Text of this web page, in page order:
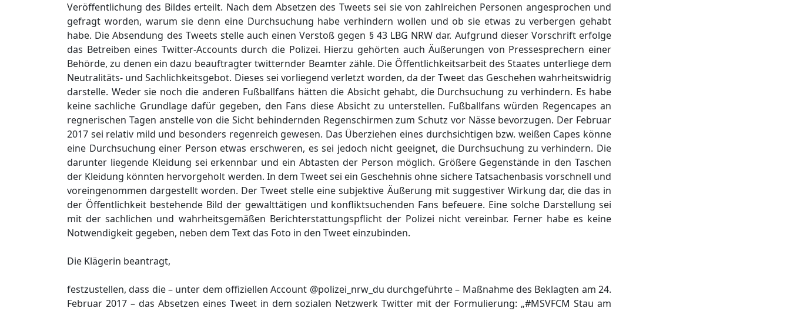
Veröffentlichung des Bildes erteilt. Nach dem Absetzen des Tweets sei sie von zahlreichen Personen angesprochen und
gefragt worden, warum sie denn eine Durchsuchung habe verhindern wollen und ob sie etwas zu verbergen gehabt
habe. Die Absendung des Tweets stelle auch einen Verstoß gegen § 43 LBG NRW dar. Aufgrund dieser Vorschrift erfolge
das Betreiben eines Twitter-Accounts durch die Polizei. Hierzu gehörten auch Äußerungen von Pressesprechern einer
Behörde, zu denen ein dazu beauftragter twitternder Beamter zähle. Die Öffentlichkeitsarbeit des Staates unterliege dem
Neutralitäts- und Sachlichkeitsgebot. Dieses sei vorliegend verletzt worden, da der Tweet das Geschehen wahrheitswidrig
darstelle. Weder sie noch die anderen Fußballfans hätten die Absicht gehabt, die Durchsuchung zu verhindern. Es habe
keine sachliche Grundlage dafür gegeben, den Fans diese Absicht zu unterstellen. Fußballfans würden Regencapes an
regnerischen Tagen anstelle von die Sicht behindernden Regenschirmen zum Schutz vor Nässe bevorzugen. Der Februar
2017 sei relativ mild und besonders regenreich gewesen. Das Überziehen eines durchsichtigen bzw. weißen Capes könne
eine Durchsuchung einer Person etwas erschweren, es sei jedoch nicht geeignet, die Durchsuchung zu verhindern. Die
darunter liegende Kleidung sei erkennbar und ein Abtasten der Person möglich. Größere Gegenstände in den Taschen
der Kleidung könnten hervorgeholt werden. In dem Tweet sei ein Geschehnis ohne sichere Tatsachenbasis vorschnell und
voreingenommen dargestellt worden. Der Tweet stelle eine subjektive Äußerung mit suggestiver Wirkung dar, die das in
der Öffentlichkeit bestehende Bild der gewalttätigen und konfliktsuchenden Fans befeuere. Eine solche Darstellung sei
mit der sachlichen und wahrheitsgemäßen Berichterstattungspflicht der Polizei nicht vereinbar. Ferner habe es keine
Notwendigkeit gegeben, neben dem Text das Foto in den Tweet einzubinden.
Die Klägerin beantragt,
festzustellen, dass die – unter dem offiziellen Account @polizei_nrw_du durchgeführte – Maßnahme des Beklagten am 24.
Februar 2017 – das Absetzen eines Tweet in dem sozialen Netzwerk Twitter mit der Formulierung: „#MSVFCM Stau am